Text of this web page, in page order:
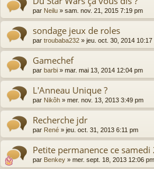
par Neilu » sam. nov. 21, 2015 7:19 pm
sondage jeux de roles
par troubaba232 » jeu. oct. 30, 2014 10:17
Gamechef
par barbi » mar. mai 13, 2014 12:04 pm
L'Anneau Unique ?
par Nikôh » mer. nov. 13, 2013 3:49 pm
Recherche jdr
par René » jeu. oct. 31, 2013 6:11 pm
Petite permanence ce
par Benkey » mer. sept. 18, 2013 12:06 pm